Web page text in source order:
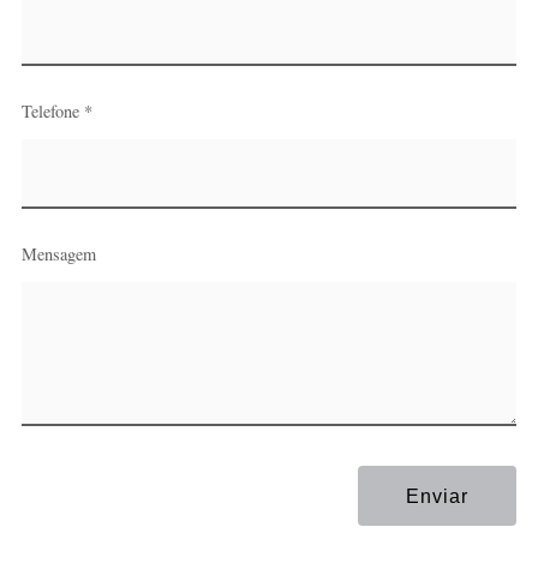
Telefone *
Mensagem
Enviar